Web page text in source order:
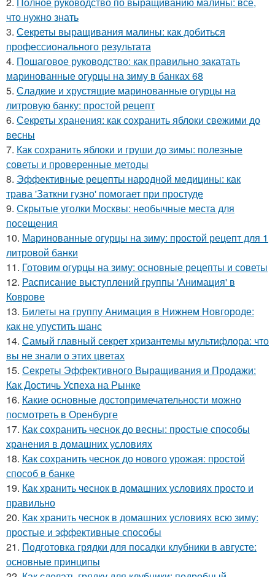
что нужно знать
3. Секреты выращивания малины: как добиться
профессионального результата
4. Пошаговое руководство: как правильно закатать
маринованные огурцы на зиму в банках 68
5. Сладкие и хрустящие маринованные огурцы на
литровую банку: простой рецепт
6. Секреты хранения: как сохранить яблоки свежими до
весны
7. Как сохранить яблоки и груши до зимы: полезные
советы и проверенные методы
8. Эффективные рецепты народной медицины: как
трава 'Заткни гузно' помогает при простуде
9. Скрытые уголки Москвы: необычные места для
посещения
10. Маринованные огурцы на зиму: простой рецепт для 1
литровой банки
11. Готовим огурцы на зиму: основные рецепты и советы
12. Расписание выступлений группы 'Анимация' в
Коврове
13. Билеты на группу Анимация в Нижнем Новгороде:
как не упустить шанс
14. Самый главный секрет хризантемы мультифлора: что
вы не знали о этих цветах
15. Секреты Эффективного Выращивания и Продажи:
Как Достичь Успеха на Рынке
16. Какие основные достопримечательности можно
посмотреть в Оренбурге
17. Как сохранить чеснок до весны: простые способы
хранения в домашних условиях
18. Как сохранить чеснок до нового урожая: простой
способ в банке
19. Как хранить чеснок в домашних условиях просто и
правильно
20. Как хранить чеснок в домашних условиях всю зиму:
простые и эффективные способы
21. Подготовка грядки для посадки клубники в августе:
основные принципы